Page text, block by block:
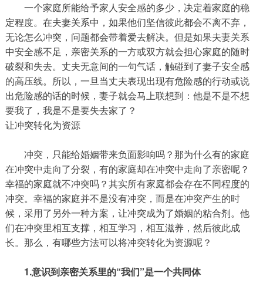
一个家庭所能给予家人安全感的多少，决定着家庭的稳
定程度。在夫妻关系中，如果他们坚信彼此都会不离不弃，
无论怎么冲突，问题都会带着爱去解决。但是如果夫妻关系
中安全感不足，亲密关系的一方或双方就会担心家庭的随时
破裂和失去。丈夫无意间的一句气话，触碰到了妻子安全感
的高压线。所以，一旦当丈夫表现出现有危险感的行动或说
出危险感的话的时候，妻子就会马上联想到：他是不是不想
要我了，我是不是要失去家了？
让冲突转化为资源
冲突，只能给婚姻带来负面影响吗？那为什么有的家庭
在冲突中走向了分裂，有的家庭却在冲突中走向了亲密呢？
幸福的家庭就不冲突吗？其实所有家庭都会存在不同程度的
冲突。幸福的家庭并不是没有冲突，而是在冲突产生的时
候，采用了另外一种方案，让冲突成为了婚姻的粘合剂。他
们在冲突里相互支撑，相互学习，相互滋养，然后彼此成
长。那么，有哪些方法可以将冲突转化为资源呢？
1.意识到亲密关系里的“我们”是一个共同体